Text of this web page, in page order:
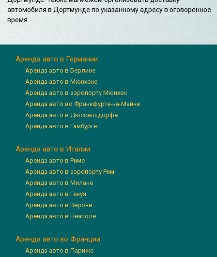
автомобиля в Дортмунде по указанному адресу в оговоренное
время.
Аренда авто в Германии
Аренда авто в Берлине
Аренда авто в Мюнхене
Аренда авто в аэропорту Мюнхен
Аренда авто во Франкфурте-на-Майне
Аренда авто в Дюссельдорфе
Аренда авто в Гамбурге
Аренда авто в Италии
Аренда авто в Риме
Аренда авто в аэропорту Рим
Аренда авто в Милане
Аренда авто в Генуя
Аренда авто в Вероне
Аренда авто в Неаполе
Аренда авто во Франции
Аренда авто в Париже